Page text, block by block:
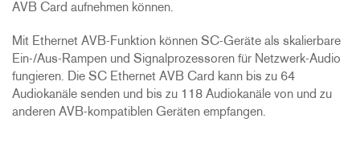
AVB Card aufnehmen können.
Mit Ethernet AVB-Funktion können SC-Geräte als skalierbare
Ein-/Aus-Rampen und Signalprozessoren für Netzwerk-Audio
fungieren. Die SC Ethernet AVB Card kann bis zu 64
Audiokanäle senden und bis zu 118 Audiokanäle von und zu
anderen AVB-kompatiblen Geräten empfangen.